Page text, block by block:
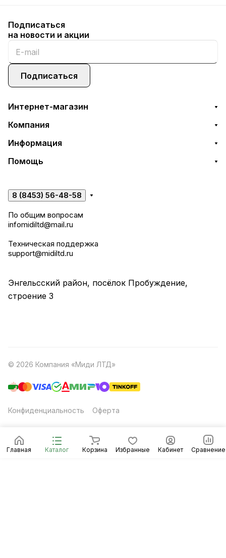
Главная Каталог Корзина Избранные Кабинет Сравнение
Подписаться
на новости и акции
Подписаться
Интернет-магазин
Компания
Информация
Помощь
8 (8453) 56-48-58
По общим вопросам
infomidiltd@mail.ru
Техническая поддержка
support@midiltd.ru
Энгельсский район, посёлок Пробуждение,
строение 3
© 2026 Компания «Миди ЛТД»
Конфиденциальность Оферта